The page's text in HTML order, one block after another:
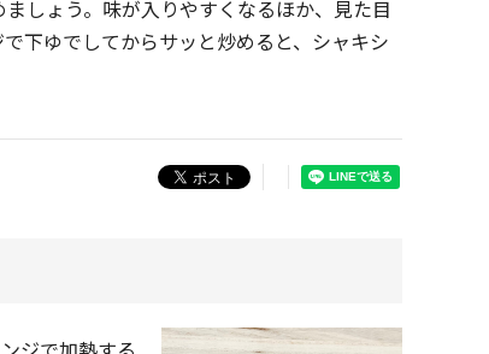
しょう。味が入りやすくなるほか、見た目
下ゆでしてからサッと炒めると、シャキシ